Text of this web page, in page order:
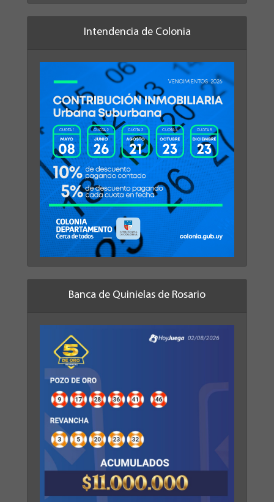
Intendencia de Colonia
Banca de Quinielas de Rosario